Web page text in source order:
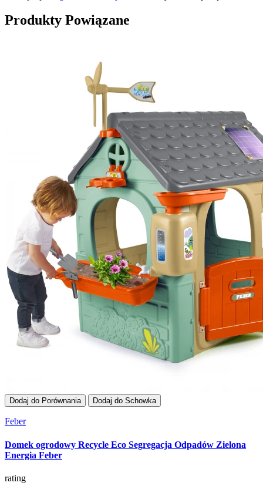
Produkty Powiązane
Dodaj do Porównania Dodaj do Schowka
Feber
Domek ogrodowy Recycle Eco Segregacja Odpadów Zielona
Energia Feber
rating